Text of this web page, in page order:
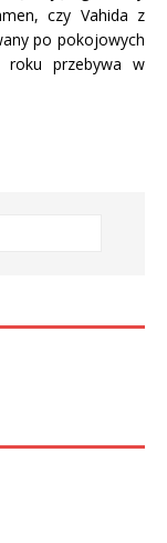
czy Vahida z
po pokojowych
roku przebywa w